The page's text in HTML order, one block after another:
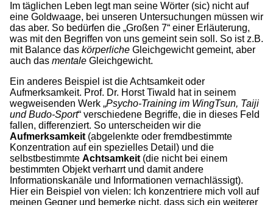
Im täglichen Leben legt man seine Wörter (sic) nicht auf
eine Goldwaage, bei unseren Untersuchungen müssen wir
das aber. So bedürfen die „Großen 7“ einer Erläuterung,
was mit den Begriffen von uns gemeint sein soll. So ist z.B.
mit Balance das körperliche Gleichgewicht gemeint, aber
auch das mentale Gleichgewicht.
Ein anderes Beispiel ist die Achtsamkeit oder
Aufmerksamkeit. Prof. Dr. Horst Tiwald hat in seinem
wegweisenden Werk „Psycho-Training im WingTsun, Taiji
und Budo-Sport“ verschiedene Begriffe, die in dieses Feld
fallen, differenziert. So unterscheiden wir die
Aufmerksamkeit (abgelenkte oder fremdbestimmte
Konzentration auf ein spezielles Detail) und die
selbstbestimmte Achtsamkeit(die nicht bei einem
bestimmten Objekt verharrt und damit andere
Informationskanäle und Informationen vernachlässigt).
Hier ein Beispiel von vielen: Ich konzentriere mich voll auf
meinen Gegner und bemerke nicht, dass sich ein weiterer